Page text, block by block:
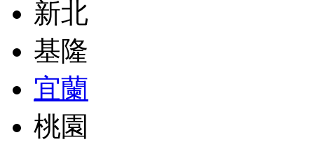
新北
基隆
宜蘭
桃園